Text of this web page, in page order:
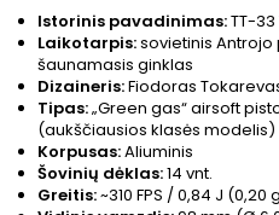
Istorinis pavadinimas:TT-
Laikotarpis:sovietinis
šaunamasis ginklas
Dizaineris:Fiodoras
Tipas:„Green gas“ airsoft
(aukščiausios klasės modelis)
Korpusas:Aliuminis
Šovinių dėklas:14 vnt.
Greitis:~310 FPS / 0,84 J (0,20